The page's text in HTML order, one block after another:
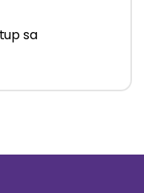
sa